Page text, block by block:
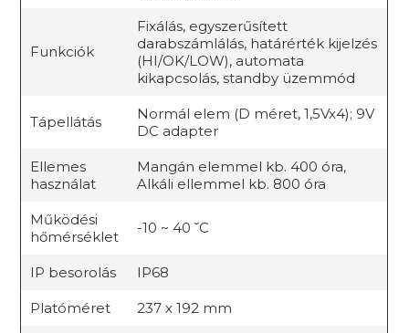
Funkciók
Fixálás, egyszerűsített
darabszámlálás, határérték kijelzés
(HI/OK/LOW), automata
kikapcsolás, standby üzemmód
Tápellátás
Normál elem (D méret, 1,5Vx4); 9V
DC adapter
Ellemes
használat
Mangán elemmel kb. 400 óra,
Alkáli ellemmel kb. 800 óra
Működési
hőmérséklet
-10 ~ 40 ˘C
IP besorolás IP68
Platóméret 237 x 192 mm